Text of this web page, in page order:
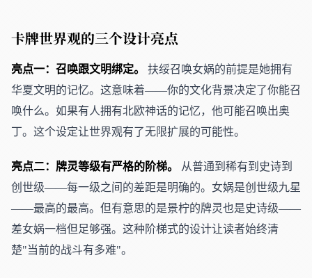
卡牌世界观的三个设计亮点
亮点一：召唤跟文明绑定。
扶绥召唤女娲的前提是她拥有
华夏文明的记忆。这意味着——你的文化背景决定了你能召
唤什么。如果有人拥有北欧神话的记忆，他可能召唤出奥
丁。这个设定让世界观有了无限扩展的可能性。
亮点二：牌灵等级有严格的阶梯。
从普通到稀有到史诗到
创世级——每一级之间的差距是明确的。女娲是创世级九星
——最高的最高。但有意思的是景柠的牌灵也是史诗级——
差女娲一档但足够强。这种阶梯式的设计让读者始终清
楚"当前的战斗有多难"。